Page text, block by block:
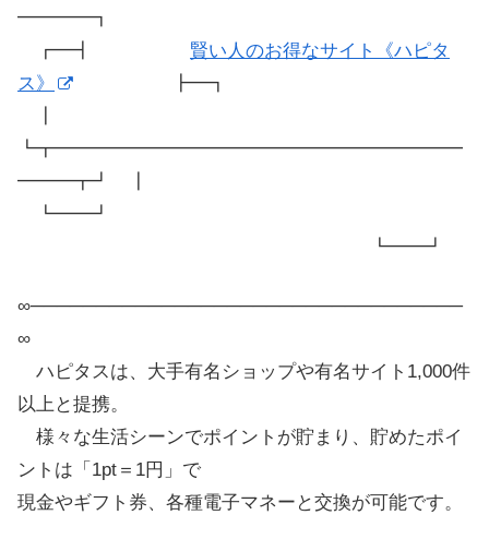
━━━━┓
┏━┫ 賢い人のお得なサイト《ハピタ
ス》
┣━┓
┗┳━━━━━━━━━━━━━━━━━━━━━━
━━━┳┛ ┃
┗━━┛
┗━━┛
∞─────────────────────────────────
∞
ハピタスは、大手有名ショップや有名サイト1,000件
以上と提携。
様々な生活シーンでポイントが貯まり、貯めたポイ
ントは「1pt＝1円」で
現金やギフト券、各種電子マネーと交換が可能です。